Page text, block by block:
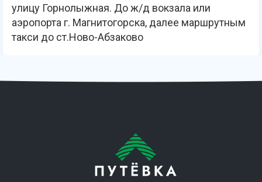
улицу Горнолыжная. До ж/д вокзала или
аэропорта г. Магнитогорска, далее маршрутным
такси до ст.Ново-Абзаково